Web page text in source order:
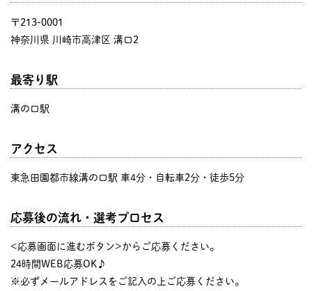
〒213-0001
神奈川県 川崎市高津区 溝口2
最寄り駅
溝の口駅
アクセス
東急田園都市線溝の口駅 車4分・自転車2分・徒歩5分
応募後の流れ・選考プロセス
<応募画面に進むボタン>からご応募ください。
24時間WEB応募OK♪
※必ずメールアドレスをご記入の上ご応募ください。